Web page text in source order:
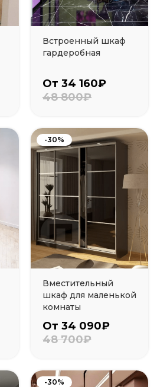
Встроенный шкаф
гардеробная
От 34 160₽
48 800₽
-30%
Вместительный
шкаф для маленькой
комнаты
От 34 090₽
48 700₽
-30%